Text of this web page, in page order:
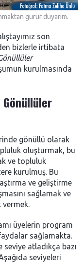
gurur duyarım.
son
bizlerle irtibata
kurulmasında
Gönüllüler
gönüllü olarak
oluşturmak, bu
ve topluluk
kurulmuş. Bu
ve geliştirme
sağlamak ve
vermek.
üyelerin program
sağlamakta.
atladıkça bazı
seviyeleri